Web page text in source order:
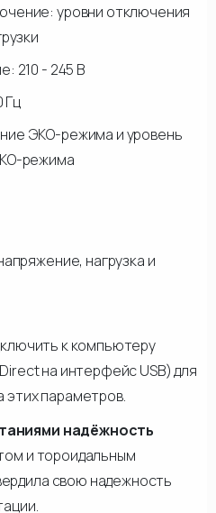
уровни отключения
210 - 245 В
Гц
ЭКО-режима и уровень
режима
нагрузка и
к компьютеру
на интерфейс USB) для
этих параметров.
надёжность
и тороидальным
свою надежность